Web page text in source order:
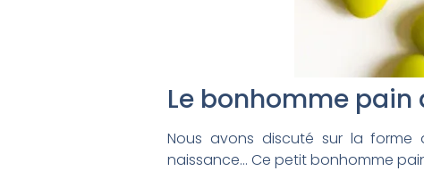
Le bonhomme pain
Nous avons discuté sur la forme
naissance… Ce petit bonhomme